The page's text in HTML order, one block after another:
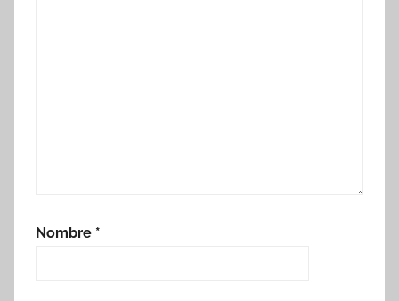
Nombre *